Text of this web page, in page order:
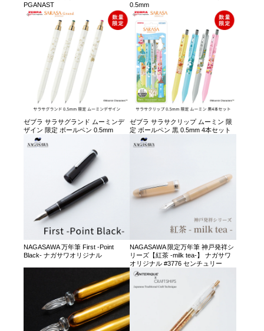
PGANAST
0.5mm
ゼブラ サラサグランド ムーミンデ
ザイン 限定 ボールペン 0.5mm
ゼブラ サラサクリップ ムーミン 限
定 ボールペン 黒 0.5mm 4本セット
NAGASAWA 万年筆 First -Point
Black- ナガサワオリジナル
NAGASAWA 限定万年筆 神戸発祥シ
リーズ【紅茶 -milk tea-】 ナガサワ
オリジナル #3776 センチュリー